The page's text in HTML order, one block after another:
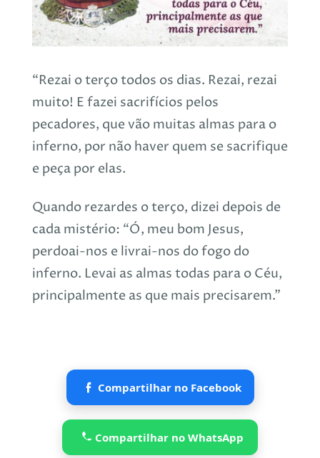
“Rezai o terço todos os dias. Rezai, rezai
muito! E fazei sacrifícios pelos
pecadores, que vão muitas almas para o
inferno, por não haver quem se sacrifique
e peça por elas.
Quando rezardes o terço, dizei depois de
cada mistério: “Ó, meu bom Jesus,
perdoai-nos e livrai-nos do fogo do
inferno. Levai as almas todas para o Céu,
principalmente as que mais precisarem.”
Compartilhar no Facebook
Compartilhar no WhatsApp